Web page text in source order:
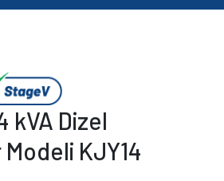
kVA Dizel
KJY14